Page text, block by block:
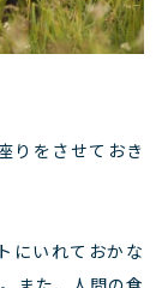
りをさせておき
にいれておかな